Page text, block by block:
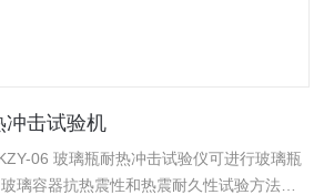
冲击试验机
06 玻璃瓶耐热冲击试验仪可进行玻璃瓶
璃容器抗热震性和热震耐久性试验方法中